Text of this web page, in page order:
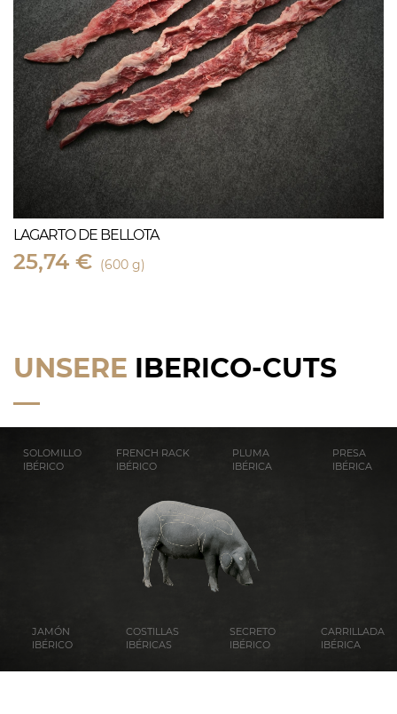
LAGARTO DE BELLOTA
25,74 € (600 g)
UNSERE IBERICO-CUTS
SOLOMILLO
IBÉRICO
FRENCH RACK
IBÉRICO
PLUMA
IBÉRICA
PRESA
IBÉRICA
JAMÓN
IBÉRICO
COSTILLAS
IBÉRICAS
SECRETO
IBÉRICO
CARRILLADA
IBÉRICA